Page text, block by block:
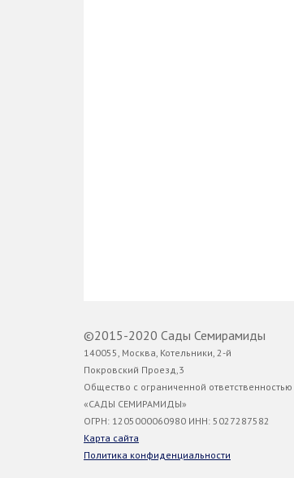
©2015-2020 Сады Семирамиды
140055, Москва, Котельники, 2-й
Покровский Проезд,3
Общество с ограниченной ответственностью
«САДЫ СЕМИРАМИДЫ»
ОГРН: 1205000060980 ИНН: 5027287582
Карта сайта
Политика конфиденциальности